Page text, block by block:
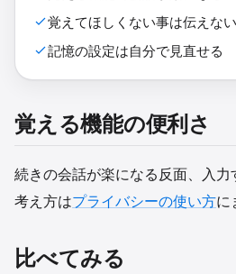
覚えてほしくない事は伝えない
記憶の設定は自分で見直せる
覚える機能の便利さ
続きの会話が楽になる反面、入力
考え方はプライバシーの使い方に
比べてみる